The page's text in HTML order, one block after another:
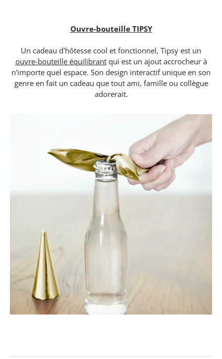
Ouvre-bouteille TIPSY
Un cadeau d'hôtesse cool et fonctionnel, Tipsy est un
ouvre-bouteille équilibrantqui est un ajout accrocheur à
n'importe quel espace. Son design interactif unique en son
genre en fait un cadeau que tout ami, famille ou collègue
adorerait.